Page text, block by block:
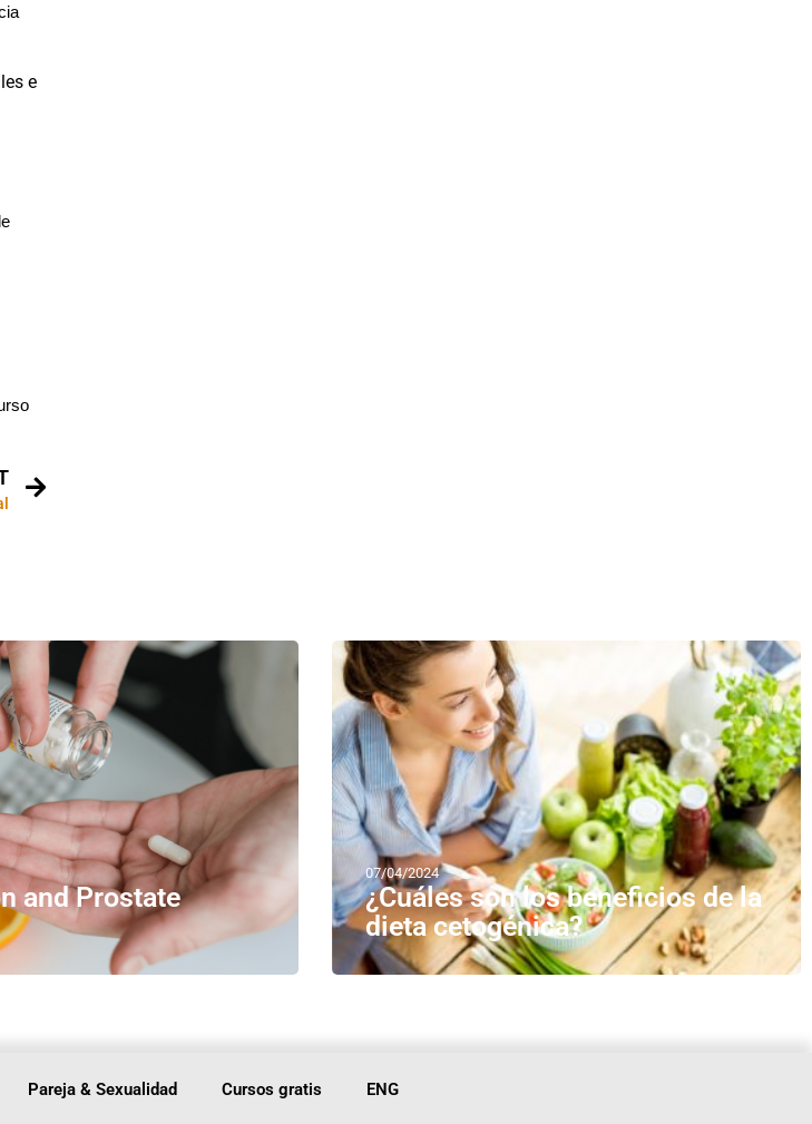
e
and Prostate
07/04/2024
¿Cuáles son los beneficios de la
dieta cetogénica?
Pareja & Sexualidad Cursos gratis ENG